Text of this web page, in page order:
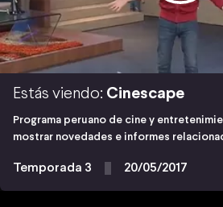
Estás viendo: Cinescape
Programa peruano de cine y
mostrar novedades e informes
Temporada 3 20/05/2017